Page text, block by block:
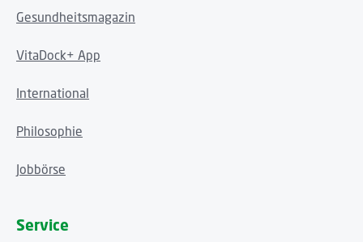
Gesundheitsmagazin
VitaDock+ App
International
Philosophie
Jobbörse
Service